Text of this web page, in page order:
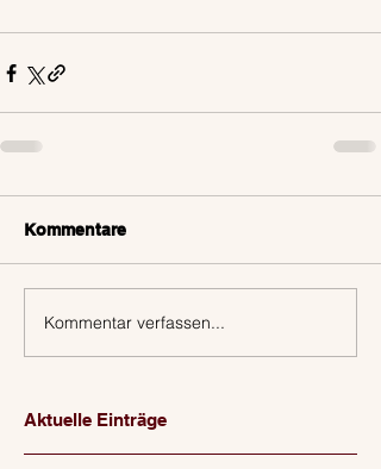
Kommentare
Kommentar verfassen...
Aktuelle Einträge